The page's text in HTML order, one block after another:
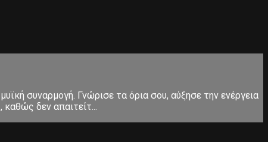
συναρμογή. Γνώρισε τα όρια σου, αύξησε την ενέργεια
δεν απαιτείτ...